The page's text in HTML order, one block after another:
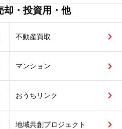
却・投資用・他
不動産買取
マンション
おうちリンク
地域共創プロジェクト